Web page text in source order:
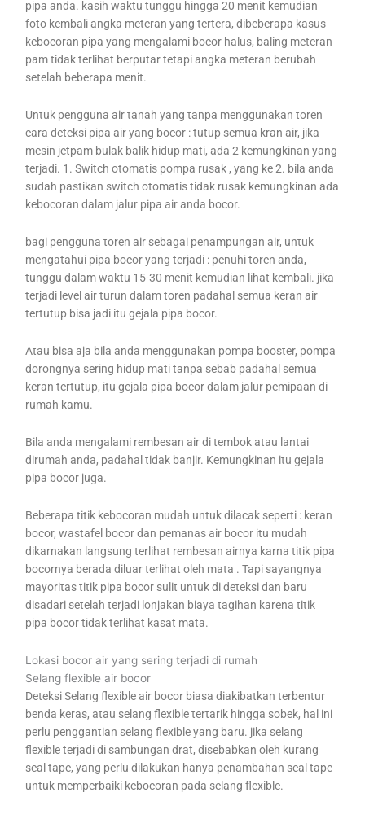
pipa anda. kasih waktu tunggu hingga 20 menit kemudian
foto kembali angka meteran yang tertera, dibeberapa kasus
kebocoran pipa yang mengalami bocor halus, baling meteran
pam tidak terlihat berputar tetapi angka meteran berubah
setelah beberapa menit.
Untuk pengguna air tanah yang tanpa menggunakan toren
cara deteksi pipa air yang bocor : tutup semua kran air, jika
mesin jetpam bulak balik hidup mati, ada 2 kemungkinan yang
terjadi. 1. Switch otomatis pompa rusak , yang ke 2. bila anda
sudah pastikan switch otomatis tidak rusak kemungkinan ada
kebocoran dalam jalur pipa air anda bocor.
bagi pengguna toren air sebagai penampungan air, untuk
mengatahui pipa bocor yang terjadi : penuhi toren anda,
tunggu dalam waktu 15-30 menit kemudian lihat kembali. jika
terjadi level air turun dalam toren padahal semua keran air
tertutup bisa jadi itu gejala pipa bocor.
Atau bisa aja bila anda menggunakan pompa booster, pompa
dorongnya sering hidup mati tanpa sebab padahal semua
keran tertutup, itu gejala pipa bocor dalam jalur pemipaan di
rumah kamu.
Bila anda mengalami rembesan air di tembok atau lantai
dirumah anda, padahal tidak banjir. Kemungkinan itu gejala
pipa bocor juga.
Beberapa titik kebocoran mudah untuk dilacak seperti : keran
bocor, wastafel bocor dan pemanas air bocor itu mudah
dikarnakan langsung terlihat rembesan airnya karna titik pipa
bocornya berada diluar terlihat oleh mata . Tapi sayangnya
mayoritas titik pipa bocor sulit untuk di deteksi dan baru
disadari setelah terjadi lonjakan biaya tagihan karena titik
pipa bocor tidak terlihat kasat mata.
Lokasi bocor air yang sering terjadi di rumah
Selang flexible air bocor
Deteksi Selang flexible air bocor biasa diakibatkan terbentur
benda keras, atau selang flexible tertarik hingga sobek, hal ini
perlu penggantian selang flexible yang baru. jika selang
flexible terjadi di sambungan drat, disebabkan oleh kurang
seal tape, yang perlu dilakukan hanya penambahan seal tape
untuk memperbaiki kebocoran pada selang flexible.